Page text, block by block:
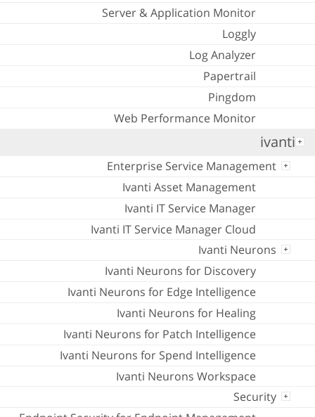
Server & Application Monitor
Loggly
Log Analyzer
Papertrail
Pingdom
Web Performance Monitor
ivanti
Enterprise Service Management
Ivanti Asset Management
Ivanti IT Service Manager
Ivanti IT Service Manager Cloud
Ivanti Neurons
Ivanti Neurons for Discovery
Ivanti Neurons for Edge Intelligence
Ivanti Neurons for Healing
Ivanti Neurons for Patch Intelligence
Ivanti Neurons for Spend Intelligence
Ivanti Neurons Workspace
Security